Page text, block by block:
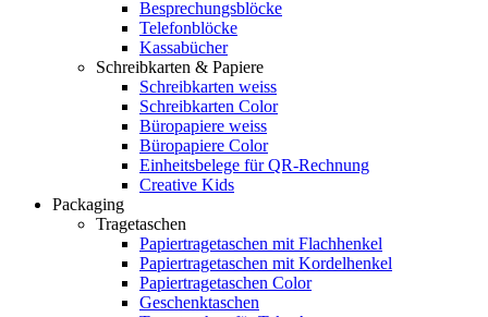
Besprechungsblöcke
Telefonblöcke
Kassabücher
Schreibkarten & Papiere
Schreibkarten weiss
Schreibkarten Color
Büropapiere weiss
Büropapiere Color
Einheitsbelege für QR-Rechnung
Creative Kids
Packaging
Tragetaschen
Papiertragetaschen mit Flachhenkel
Papiertragetaschen mit Kordelhenkel
Papiertragetaschen Color
Geschenktaschen